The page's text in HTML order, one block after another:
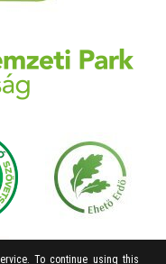
To continue using this